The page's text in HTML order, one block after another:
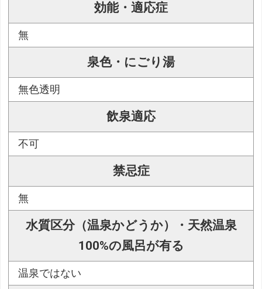
効能・適応症
無
泉色・にごり湯
無色透明
飲泉適応
不可
禁忌症
無
水質区分（温泉かどうか）・天然温泉
100%の風呂が有る
温泉ではない